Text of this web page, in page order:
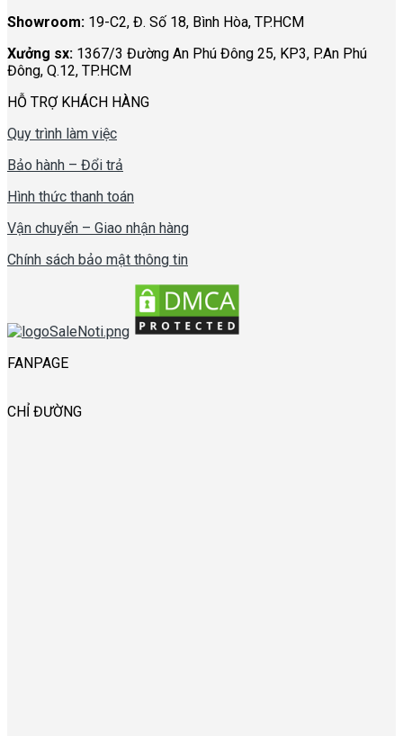
Showroom: 19-C2, Đ. Số 18, Bình Hòa, TP.HCM
Xưởng sx: 1367/3 Đường An Phú Đông 25, KP3, P.An Phú
Đông, Q.12, TP.HCM
HỖ TRỢ KHÁCH HÀNG
Quy trình làm việc
Bảo hành – Đổi trả
Hình thức thanh toán
Vận chuyển – Giao nhận hàng
Chính sách bảo mật thông tin
FANPAGE
CHỈ ĐƯỜNG